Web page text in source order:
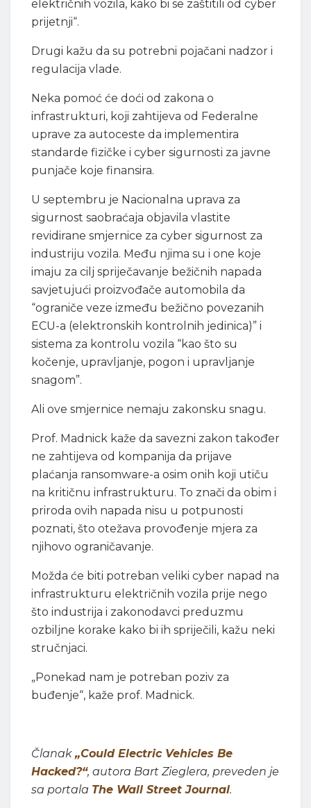
električnih vozila, kako bi se zaštitili od cyber
prijetnji“.
Drugi kažu da su potrebni pojačani nadzor i
regulacija vlade.
Neka pomoć će doći od zakona o
infrastrukturi, koji zahtijeva od Federalne
uprave za autoceste da implementira
standarde fizičke i cyber sigurnosti za javne
punjače koje finansira.
U septembru je Nacionalna uprava za
sigurnost saobraćaja objavila vlastite
revidirane smjernice za cyber sigurnost za
industriju vozila. Među njima su i one koje
imaju za cilj spriječavanje bežičnih napada
savjetujući proizvođače automobila da
“ograniče veze između bežično povezanih
ECU-a (elektronskih kontrolnih jedinica)” i
sistema za kontrolu vozila “kao što su
kočenje, upravljanje, pogon i upravljanje
snagom”.
Ali ove smjernice nemaju zakonsku snagu.
Prof. Madnick kaže da savezni zakon također
ne zahtijeva od kompanija da prijave
plaćanja ransomware-a osim onih koji utiču
na kritičnu infrastrukturu. To znači da obim i
priroda ovih napada nisu u potpunosti
poznati, što otežava provođenje mjera za
njihovo ograničavanje.
Možda će biti potreban veliki cyber napad na
infrastrukturu električnih vozila prije nego
što industrija i zakonodavci preduzmu
ozbiljne korake kako bi ih spriječili, kažu neki
stručnjaci.
„Ponekad nam je potreban poziv za
buđenje“, kaže prof. Madnick.
Članak „Could Electric Vehicles Be
Hacked?“, autora Bart Zieglera, preveden je
sa portala The Wall Street Journal.